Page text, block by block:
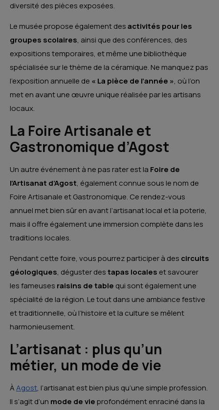
diversité des pièces exposées.
Le musée propose également desactivités pour les
groupes scolaires, ainsi que des conférences, des
expositions temporaires, et même une bibliothèque
spécialisée sur le thème de la céramique. Ne manquez pas
l’exposition annuelle de « La pièce de l’année », où l’on
met en avant une œuvre unique réalisée par les artisans
locaux.
La Foire Artisanale et
Gastronomique d’Agost
Un autre événement à ne pas rater est la Foire de
l’Artisanat d’Agost, également connue sous le nom de
Foire Artisanale et Gastronomique. Ce rendez-vous
annuel met bien sûr en avant l’artisanat local et la poterie,
mais il offre également une immersion complète dans les
traditions locales.
Pendant cette foire, vous pourrez participer à des circuits
géologiques, déguster destapas locales et savourer
les fameuses raisins de table qui sont également une
spécialité de la région. Le tout dans une ambiance festive
et traditionnelle, où l’histoire et la culture se mêlent
harmonieusement.
L’artisanat : plus qu’un
métier, un mode de vie
ÀAgost, l’artisanat est bien plus qu’une simple profession.
Il s’agit d’un mode de vieprofondément enraciné dans la